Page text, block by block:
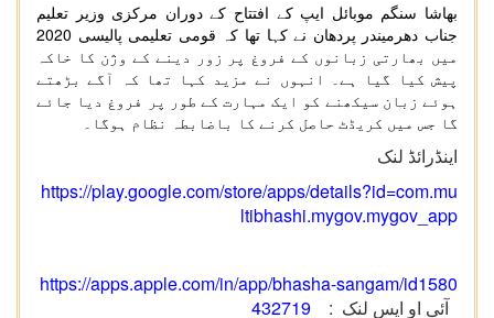
بھاشا سنگم موبائل ایپ کے افتتاح کے دوران مرکزی وزیر تعلیم
جناب دھرمیندر پردھان نے کہا تھا کہ قومی تعلیمی پالیسی 2020
میں بھارتی زبانوں کے فروغ پر زور دینے کے وژن کا خاکہ
پیش کیا گیا ہے۔ انہوں نے مزید کہا تھا کہ آگے بڑھتے
ہوئے زبان سیکھنے کو ایک مہارت کے طور پر فروغ دیا جائے
گا جس میں کریڈٹ حاصل کرنے کا باضابطہ نظام ہوگا۔
اینڈرائڈ لنک
https://play.google.com/store/apps/details?id=com.mu
ltibhashi.mygov.mygov_app
https://apps.apple.com/in/app/bhasha-sangam/id1580
432719
آئی او ایس لنک :